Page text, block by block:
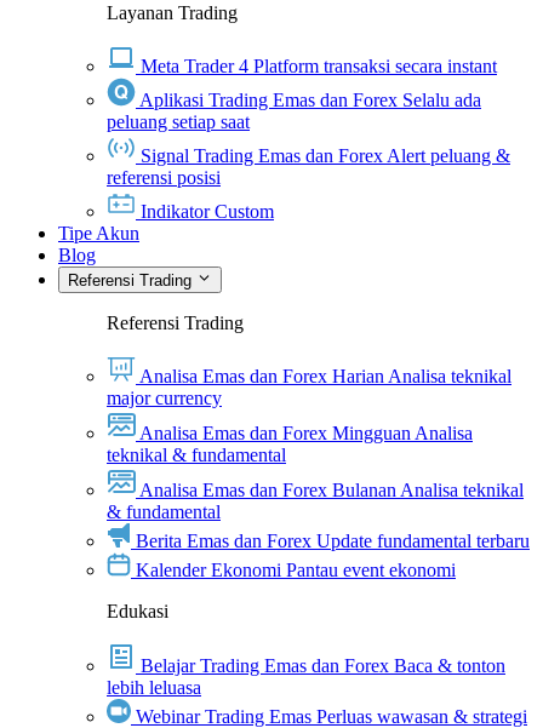
Layanan Trading
Meta Trader 4 Platform transaksi secara instant
Aplikasi Trading Emas dan Forex Selalu ada
peluang setiap saat
Signal Trading Emas dan Forex Alert peluang &
referensi posisi
Indikator Custom
Tipe Akun
Blog
Referensi Trading
Referensi Trading
Analisa Emas dan Forex Harian Analisa teknikal
major currency
Analisa Emas dan Forex Mingguan Analisa
teknikal & fundamental
Analisa Emas dan Forex Bulanan Analisa teknikal
& fundamental
Berita Emas dan Forex Update fundamental terbaru
Kalender Ekonomi Pantau event ekonomi
Edukasi
Belajar Trading Emas dan Forex Baca & tonton
lebih leluasa
Webinar Trading Emas Perluas wawasan & strategi